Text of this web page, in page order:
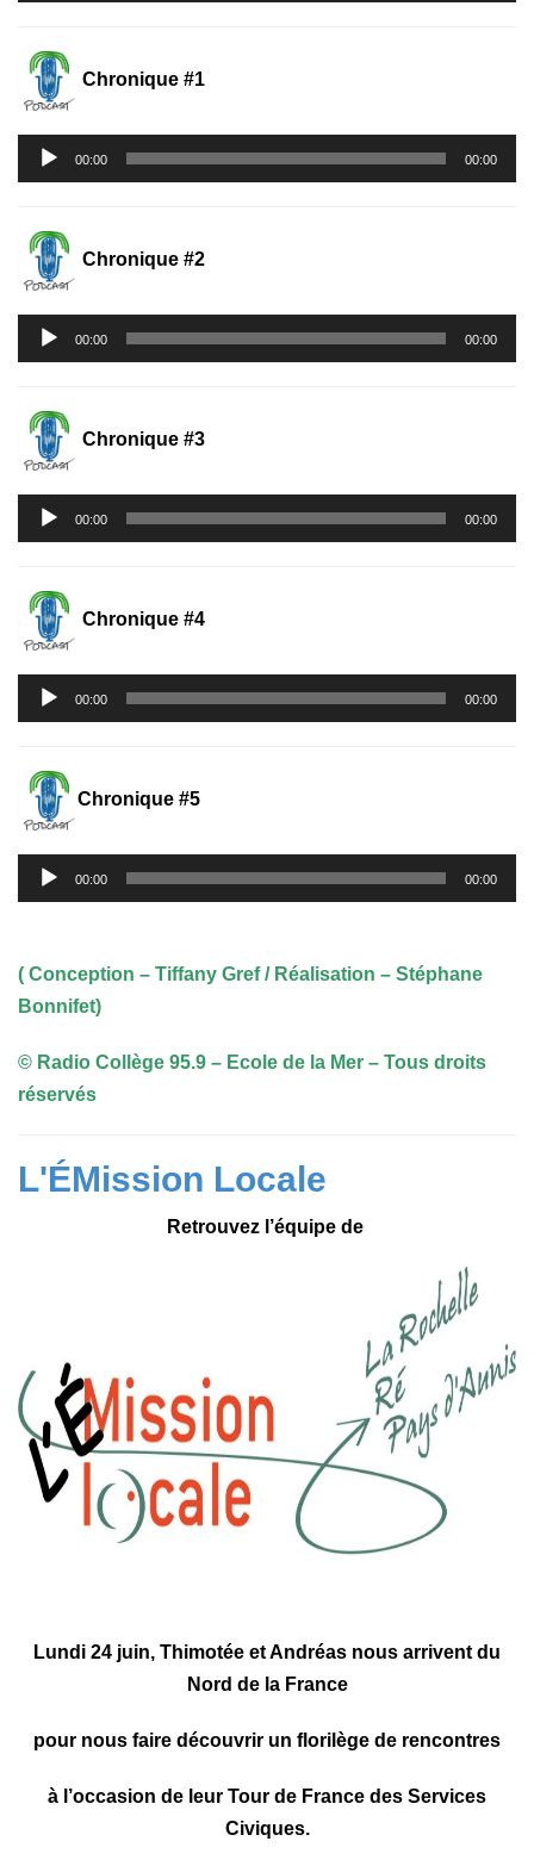
Chronique #1
Lecteur
audio
00:00 00:00
Chronique #2
Lecteur
audio
00:00 00:00
Chronique #3
Lecteur
audio
00:00 00:00
Chronique #4
Lecteur
audio
00:00 00:00
Chronique #5
Lecteur
audio
00:00 00:00
( Conception – Tiffany Gref / Réalisation – Stéphane
Bonnifet)
© Radio Collège 95.9 – Ecole de la Mer – Tous droits
réservés
L'ÉMission Locale
Retrouvez l’équipe de
Lundi 24 juin, Thimotée et Andréas nous arrivent du
Nord de la France
pour nous faire découvrir un florilège de rencontres
à l’occasion de leur Tour de France des Services
Civiques.